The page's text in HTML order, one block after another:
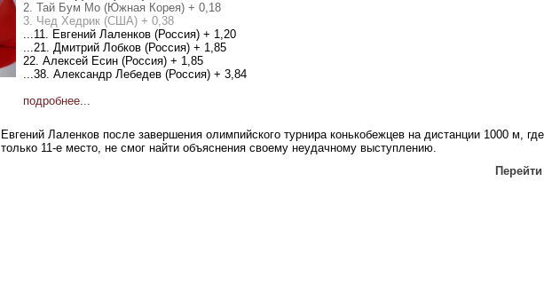
2. Тай Бум Мо (Южная Корея) + 0,18
3. Чед Хедрик (США) + 0,38
...11. Евгений Лаленков (Россия) + 1,20
...21. Дмитрий Лобков (Россия) + 1,85
22. Алексей Есин (Россия) + 1,85
...38. Александр Лебедев (Россия) + 3,84
подробнее...
Евгений Лаленков после завершения олимпийского турнира конькобежцев на дистанции 1000 м,
только 11-е место, не смог найти объяснения своему неудачному выступлению.